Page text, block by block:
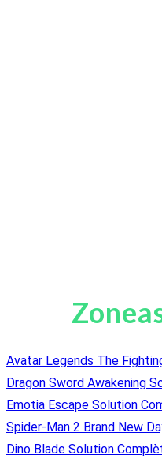
Avatar Legends The
Dragon Sword Awakening
Emotia Escape Solution
Spider-Man 2 Brand New
Dino Blade Solution